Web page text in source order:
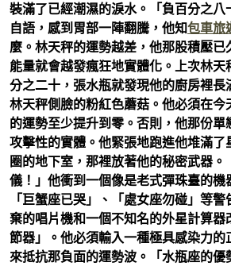
裝滿了已經潮濕的淚水。「負百分之八
自語，感到胃部一陣翻騰，他知包車旅
麼。林天秤的運勢越差，他那股積壓已
能量就會越發瘋狂地實體化。上次林天
分之二十，張水瓶就發現他的廚房裡長
林天秤側臉的粉紅色蘑菇。他必須在今
的運勢至少提升到零。否則，他那份單
攻擊性的實體。他緊張地跑進他堆滿了
圈的地下室，那裡放著他的秘密武器
儀！」他衝到一個像是老式彈珠臺的機
「巨蟹座已哭」、「處女座勿碰」等
棄的唱片機和一個不知名的外星計算器
節器」。他必須輸入一種極具感染力的
來抵抗那負面的運勢波。「水瓶座的優